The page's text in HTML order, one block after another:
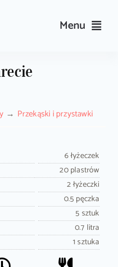
Menu
Przekąski i przystawki
6 łyżeczek
20 plastrów
2 łyżeczki
0.5 pęczka
5 sztuk
0.7 litra
1 sztuka